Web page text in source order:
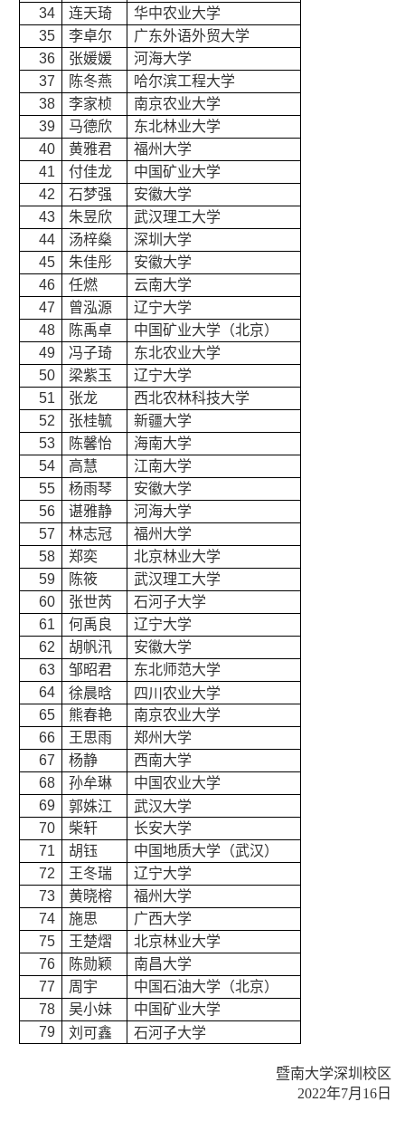
34
连天琦
华中农业大学
35
李卓尔
广东外语外贸大学
36
张媛媛
河海大学
37
陈冬燕
哈尔滨工程大学
38
李家桢
南京农业大学
39
马德欣
东北林业大学
40
黄雅君
福州大学
41
付佳龙
中国矿业大学
42
石梦强
安徽大学
43
朱昱欣
武汉理工大学
44
汤梓燊
深圳大学
45
朱佳彤
安徽大学
46
任燃
云南大学
47
曾泓源
辽宁大学
48
陈禹卓
中国矿业大学（北京）
49
冯子琦
东北农业大学
50
梁紫玉
辽宁大学
51
张龙
西北农林科技大学
52
张桂毓
新疆大学
53
陈馨怡
海南大学
54
高慧
江南大学
55
杨雨琴
安徽大学
56
谌雅静
河海大学
57
林志冠
福州大学
58
郑奕
北京林业大学
59
陈筱
武汉理工大学
60
张世芮
石河子大学
61
何禹良
辽宁大学
62
胡帆汛
安徽大学
63
邹昭君
东北师范大学
64
徐晨晗
四川农业大学
65
熊春艳
南京农业大学
66
王思雨
郑州大学
67
杨静
西南大学
68
孙牟琳
中国农业大学
69
郭姝江
武汉大学
70
柴轩
长安大学
71
胡钰
中国地质大学（武汉）
72
王冬瑞
辽宁大学
73
黄晓榕
福州大学
74
施思
广西大学
75
王楚熠
北京林业大学
76
陈勋颖
南昌大学
77
周宇
中国石油大学（北京）
78
吴小妹
中国矿业大学
79
刘可鑫 石河子大学
暨南大学深圳校区
2022年7月16日